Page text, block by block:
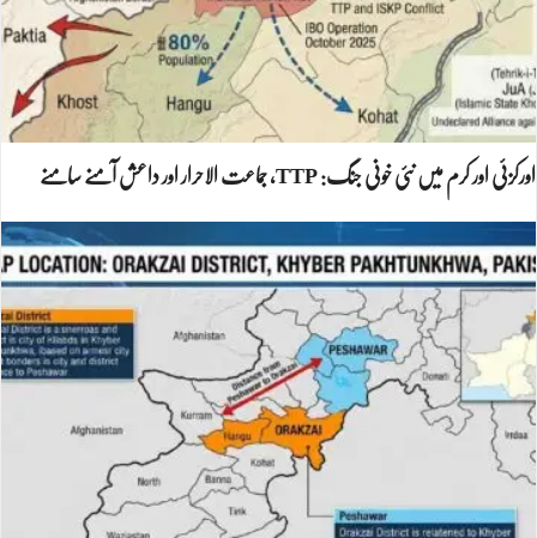
اورکزئی اور کرم میں نئی خونی جنگ: TTP، جماعت الاحرار اور داعش آمنے سامنے